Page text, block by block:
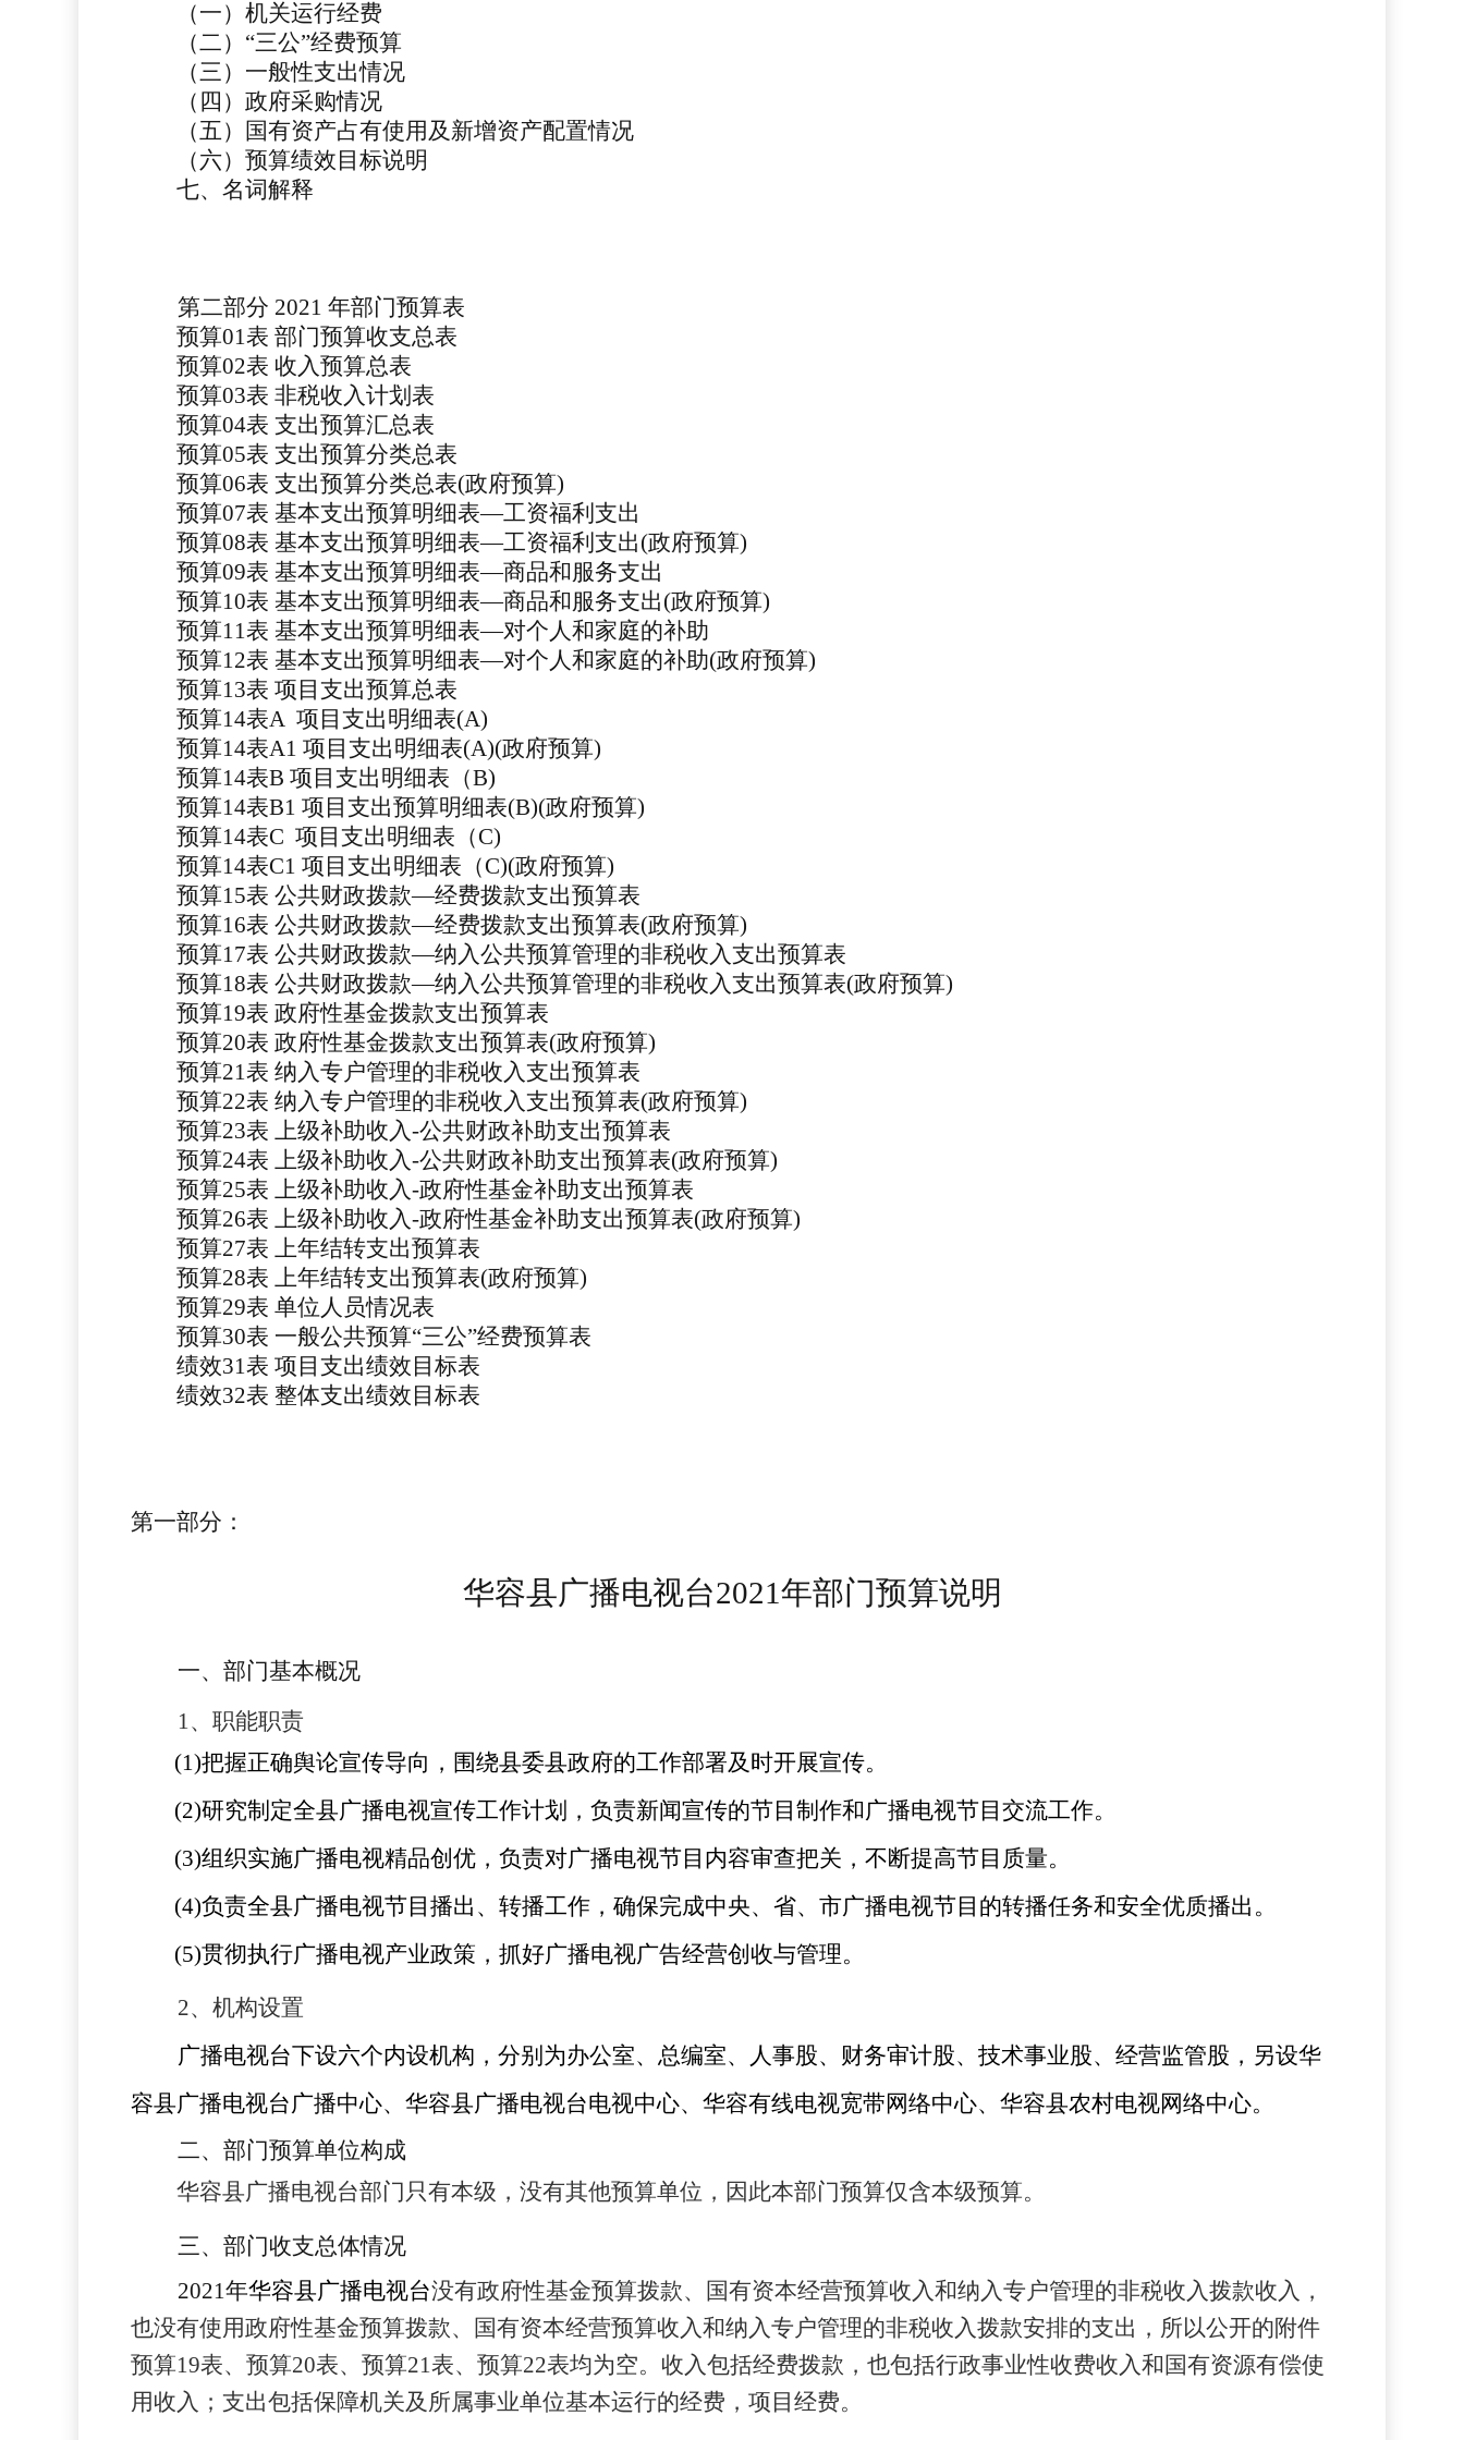
（一）机关运行经费
（二） “三公”经费预算
（三）一般性支出情况
（四）政府采购情况
（五）国有资产占有使用及新增资产配置情况
（六）预算绩效目标说明
七、名词解释
第二部分 2021 年部门预算表
预算01表 部门预算收支总表
预算02表 收入预算总表
预算03表 非税收入计划表
预算04表 支出预算汇总表
预算05表 支出预算分类总表
预算06表 支出预算分类总表(政府预算)
预算07表 基本支出预算明细表—工资福利支出
预算08表 基本支出预算明细表—工资福利支出(政府预算)
预算09表 基本支出预算明细表—商品和服务支出
预算10表 基本支出预算明细表—商品和服务支出(政府预算)
预算11表 基本支出预算明细表—对个人和家庭的补助
预算12表 基本支出预算明细表—对个人和家庭的补助(政府预算)
预算13表 项目支出预算总表
预算14表A 项目支出明细表(A)
预算14表A1 项目支出明细表(A)(政府预算)
预算14表B 项目支出明细表（B)
预算14表B1 项目支出预算明细表(B)(政府预算)
预算14表C 项目支出明细表（C)
预算14表C1 项目支出明细表（C)(政府预算)
预算15表 公共财政拨款—经费拨款支出预算表
预算16表 公共财政拨款—经费拨款支出预算表(政府预算)
预算17表 公共财政拨款—纳入公共预算管理的非税收入支出预算表
预算18表 公共财政拨款—纳入公共预算管理的非税收入支出预算表(政府预算)
预算19表 政府性基金拨款支出预算表
预算20表 政府性基金拨款支出预算表(政府预算)
预算21表 纳入专户管理的非税收入支出预算表
预算22表 纳入专户管理的非税收入支出预算表(政府预算)
预算23表 上级补助收入-公共财政补助支出预算表
预算24表 上级补助收入-公共财政补助支出预算表(政府预算)
预算25表 上级补助收入-政府性基金补助支出预算表
预算26表 上级补助收入-政府性基金补助支出预算表(政府预算)
预算27表 上年结转支出预算表
预算28表 上年结转支出预算表(政府预算)
预算29表 单位人员情况表
预算30表 一般公共预算“三公”经费预算表
绩效31表 项目支出绩效目标表
绩效32表 整体支出绩效目标表
第一部分 ：
华容县广播电视台2021年部门预算说明
一、部门基本概况
1、职能职责
(1)把握正确舆论宣传导向，围绕县委县政府的工作部署及时开展宣传。
(2)研究制定全县广播电视宣传工作计划，负责新闻宣传的节目制作和广播电视节目交流工作。
(3)组织实施广播电视精品创优，负责对广播电视节目内容审查把关，不断提高节目质量。
(4)负责全县广播电视节目播出、转播工作，确保完成中央、省、市广播电视节目的转播任务和安全优质播出。
(5)贯彻执行广播电视产业政策，抓好广播电视广告经营创收与管理。
2、机构设置
广播电视台下设六个内设机构，分别为办公室、总编室、人事股、财务审计股、技术事业股、经营监管股，另设华
容县广播电视台广播中心、华容县广播电视台电视中心、华容有线电视宽带网络中心、华容县农村电视网络中心。
二、部门预算单位构成
华容县广播电视台部门只有本级，没有其他预算单位，因此本部门预算仅含本级预算。
三、部门收支总体情况
2021年华容县广播电视台没有政府性基金预算拨款、国有资本经营预算收入和纳入专户管理的非税收入拨款收入，
也没有使用政府性基金预算拨款、国有资本经营预算收入和纳入专户管理的非税收入拨款安排的支出，所以公开的附件
预算19表、 预算20表、 预算21表、 预算22表均为空。 收入包括经费拨款，也包括行政事业性收费收入和国有资源有偿使
用收入 ； 支出包括保障机关及所属事业单位基本运行的经费， 项目经费。